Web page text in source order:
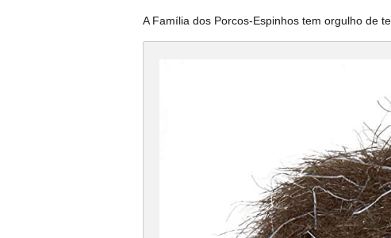
A Família dos Porcos-Espinhos tem orgulho de